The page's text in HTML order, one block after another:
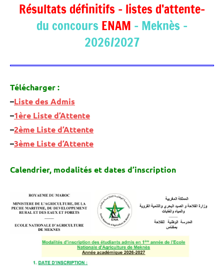
Résultats définitifs – listes d’attente-
du concours ENAM – Meknès –
2026/2027
Télécharger :
–Liste des Admis
–1ère Liste d’Attente
–2ème Liste d’Attente
–3ème Liste d’Attente
Calendrier, modalités et dates d’inscription